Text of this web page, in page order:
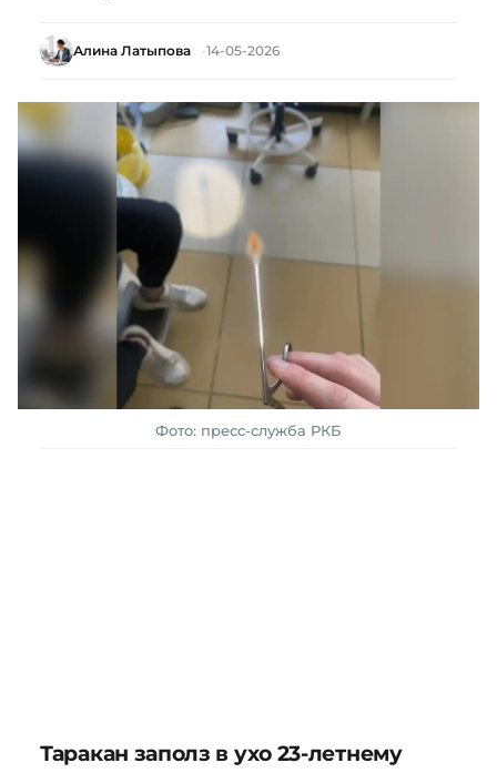
Алина Латыпова 14-05-2026
Фото: пресс-служба РКБ
Таракан заполз в ухо 23-летнему